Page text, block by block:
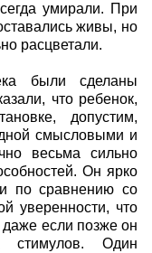
умирали. При
живы, но
расцветали.
были сделаны
что ребенок,
допустим,
смысловыми и
весьма сильно
Он ярко
по сравнению со
уверенности, что
даже если позже он
стимулов. Один